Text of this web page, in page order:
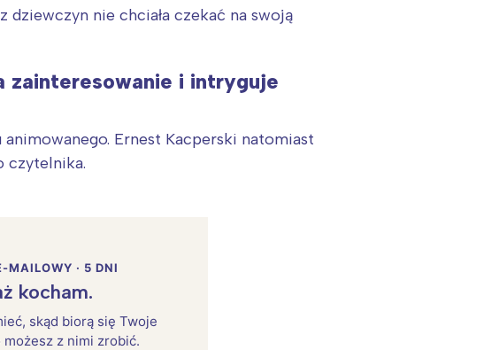
dziewczyn nie chciała czekać na swoją
zainteresowanie i intryguje
Ernest Kacperski natomiast
czytelnika.
MAILOWY · 5 DNI
kocham.
skąd biorą się Twoje
z nimi zrobić.